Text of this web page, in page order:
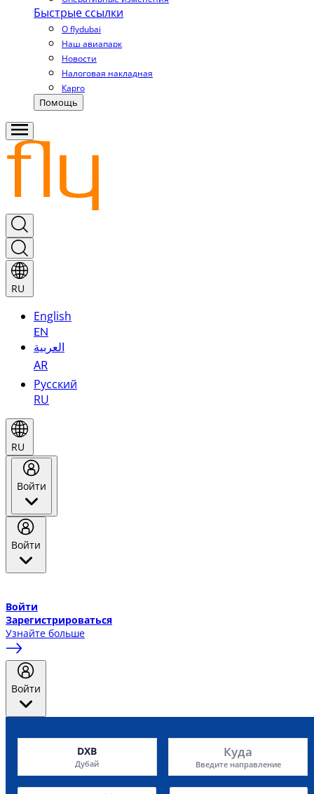
Быстрые ссылки
О flydubai
Наш авиапарк
Новости
Налоговая накладная
Карго
Помощь
RU
English
EN
العربية
AR
Русский
RU
RU
Войти
Войти
Войти
Зарегистрироваться
Узнайте больше
Войти
DXB
Дубай
Куда
Введите направление